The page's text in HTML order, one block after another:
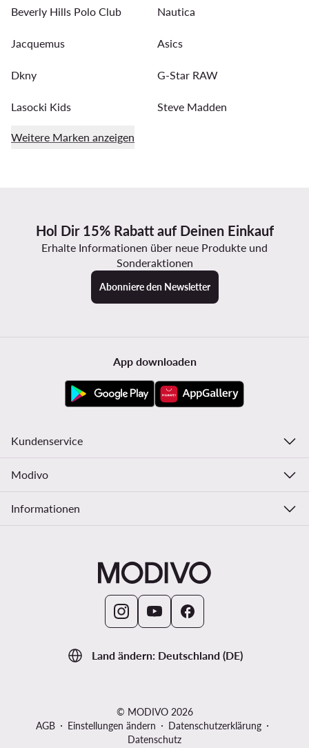
Beverly Hills Polo Club Nautica
Jacquemus Asics
Dkny G-Star RAW
Lasocki Kids Steve Madden
Weitere Marken anzeigen
Hol Dir 15% Rabatt auf Deinen Einkauf
Erhalte Informationen über neue Produkte und
Sonderaktionen
Abonniere den Newsletter
Land ändern: Deutschland (DE)
App downloaden
Kundenservice
Modivo
Informationen
© MODIVO 2026
AGB
Einstellungen ändern
Datenschutzerklärung
Datenschutz